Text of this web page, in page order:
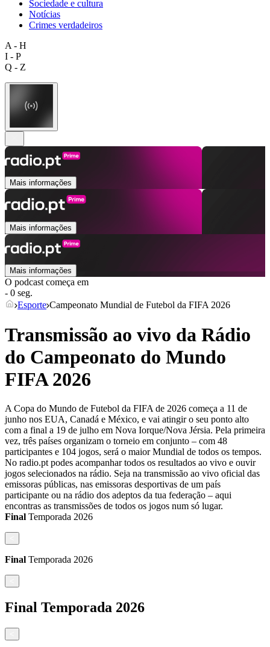
Sociedade e cultura
Notícias
Crimes verdadeiros
A - H
I - P
Q - Z
Mais informações
Mais informações
Mais informações
O podcast começa em
- 0 seg.
Esporte Campeonato Mundial de Futebol da FIFA 2026
Transmissão ao vivo da Rádio
do Campeonato do Mundo
FIFA 2026
A Copa do Mundo de Futebol da FIFA de 2026 começa a 11 de
junho nos EUA, Canadá e México, e vai atingir o seu ponto alto
com a final a 19 de julho em Nova Iorque/Nova Jérsia. Pela primeira
vez, três países organizam o torneio em conjunto – com 48
participantes e 104 jogos, será o maior Mundial de todos os tempos.
No radio.pt podes acompanhar todos os resultados ao vivo e ouvir
jogos selecionados na rádio. Seja na transmissão ao vivo oficial das
emissoras públicas, nas emissoras desportivas de um país
participante ou na rádio dos adeptos da tua federação – aqui
encontras as transmissões de todos os jogos num só lugar.
Final Temporada 2026
Final Temporada 2026
Final Temporada 2026